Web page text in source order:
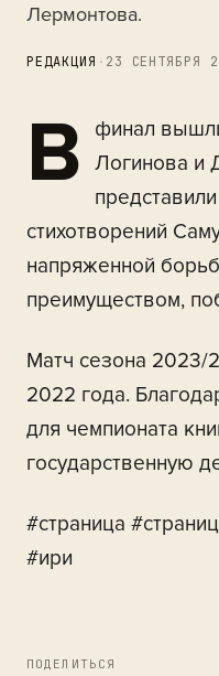
Лермонтова.
РЕДАКЦИЯ · 23 СЕНТЯБРЯ
В
финал
Логинова и
стихотворений
напряженной
преимуществом,
Матч сезона 2023/
2022 года.
для чемпионата
государственную
#страница
#ири
ПОДЕЛИТЬСЯ